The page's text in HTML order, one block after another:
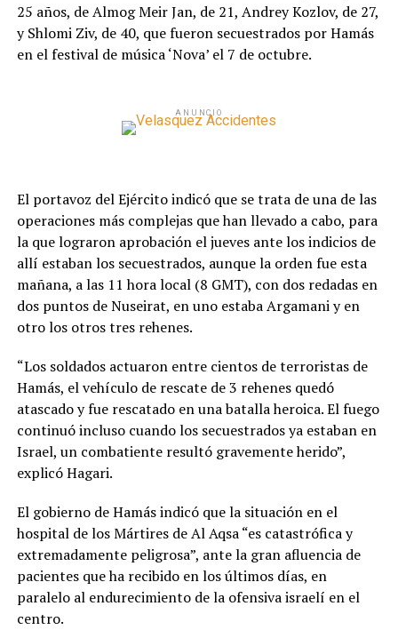
25 años, de Almog Meir Jan, de 21, Andrey Kozlov, de 27,
y Shlomi Ziv, de 40, que fueron secuestrados por Hamás
en el festival de música ‘Nova’ el 7 de octubre.
ANUNCIO
El portavoz del Ejército indicó que se trata de una de las
operaciones más complejas que han llevado a cabo, para
la que lograron aprobación el jueves ante los indicios de
allí estaban los secuestrados, aunque la orden fue esta
mañana, a las 11 hora local (8 GMT), con dos redadas en
dos puntos de Nuseirat, en uno estaba Argamani y en
otro los otros tres rehenes.
“Los soldados actuaron entre cientos de terroristas de
Hamás, el vehículo de rescate de 3 rehenes quedó
atascado y fue rescatado en una batalla heroica. El fuego
continuó incluso cuando los secuestrados ya estaban en
Israel, un combatiente resultó gravemente herido”,
explicó Hagari.
El gobierno de Hamás indicó que la situación en el
hospital de los Mártires de Al Aqsa “es catastrófica y
extremadamente peligrosa”, ante la gran afluencia de
pacientes que ha recibido en los últimos días, en
paralelo al endurecimiento de la ofensiva israelí en el
centro.